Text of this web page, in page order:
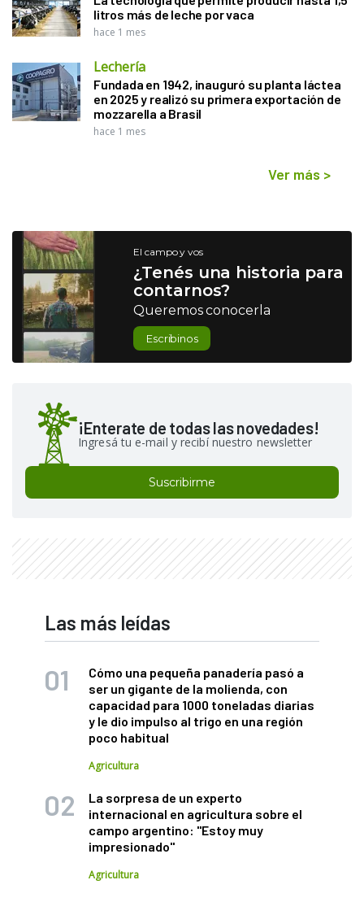
litros más de leche por vaca
hace 1 mes
Lechería
Fundada en 1942, inauguró su planta láctea
en 2025 y realizó su primera exportación de
mozzarella a Brasil
hace 1 mes
Ver más >
El campo y vos
¿Tenés una historia para
contarnos?
Queremos conocerla
Escribinos
¡Enterate de todas las novedades!
Ingresá tu e-mail y recibí nuestro newsletter
Suscribirme
Las más leídas
Cómo una pequeña panadería pasó a
ser un gigante de la molienda, con
capacidad para 1000 toneladas diarias
y le dio impulso al trigo en una región
poco habitual
Agricultura
La sorpresa de un experto
internacional en agricultura sobre el
campo argentino: "Estoy muy
impresionado"
Agricultura